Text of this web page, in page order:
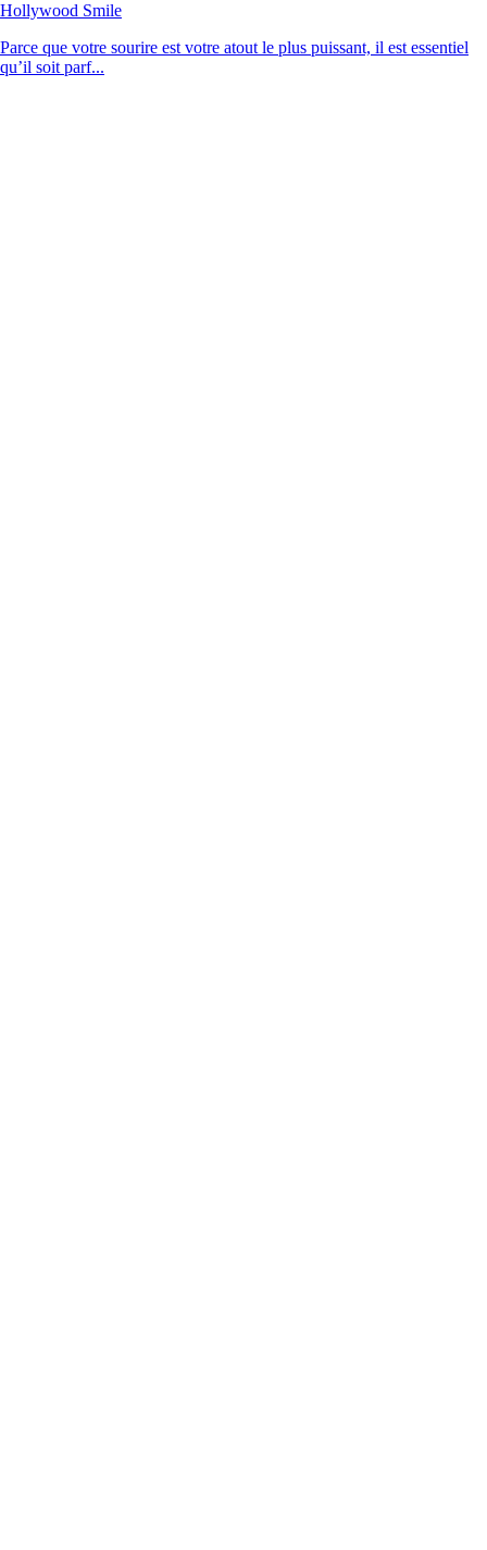
Hollywood Smile
Parce que votre sourire est votre atout le plus puissant, il est essentiel
qu’il soit parf...